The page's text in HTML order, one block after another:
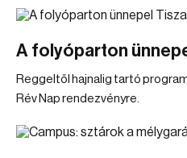
A folyóparton
Reggeltől hajnalig tartó
Rév Nap rendezvényre.